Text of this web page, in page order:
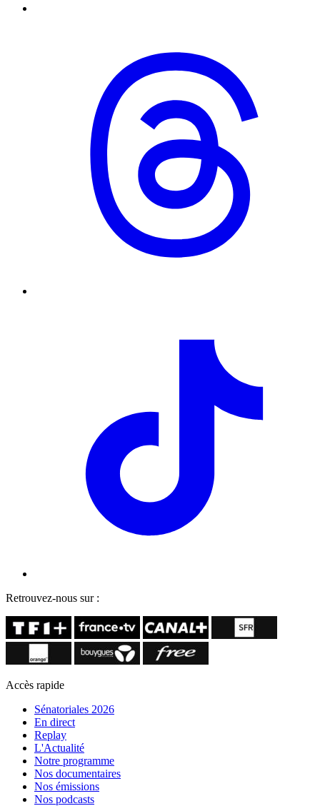
Retrouvez-nous sur :
Accès rapide
Sénatoriales 2026
En direct
Replay
L'Actualité
Notre programme
Nos documentaires
Nos émissions
Nos podcasts